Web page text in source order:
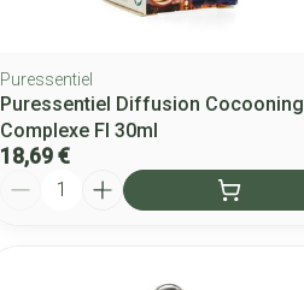
Puressentiel
Puressentiel Diffusion Cocooning
Complexe Fl 30ml
18,69 €
Quantité